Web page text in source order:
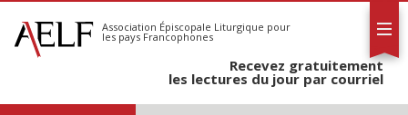
S'abonner
Calendrier
Association Épiscopale Liturgique pour
les pays Francophones
Recevez gratuitement
les lectures du jour par courriel